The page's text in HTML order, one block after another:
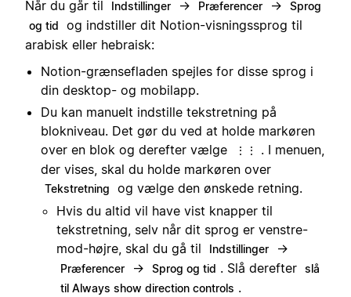
Når du går til Indstillinger → Præferencer →
Sprog
og tid
og indstiller dit Notion-visningssprog til
arabisk eller hebraisk:
Notion-grænsefladen spejles for disse sprog i
din desktop- og mobilapp.
Du kan manuelt indstille tekstretning på
blokniveau. Det gør du ved at holde markøren
over en blok og derefter vælge
⋮⋮
. I menuen,
der vises, skal du holde markøren over
Tekstretning
og vælge den ønskede retning.
Hvis du altid vil have vist knapper til
tekstretning, selv når dit sprog er venstre-
mod-højre, skal du gå til
Indstillinger →
Præferencer → Sprog og tid . Slå derefter slå
til Always show direction controls .